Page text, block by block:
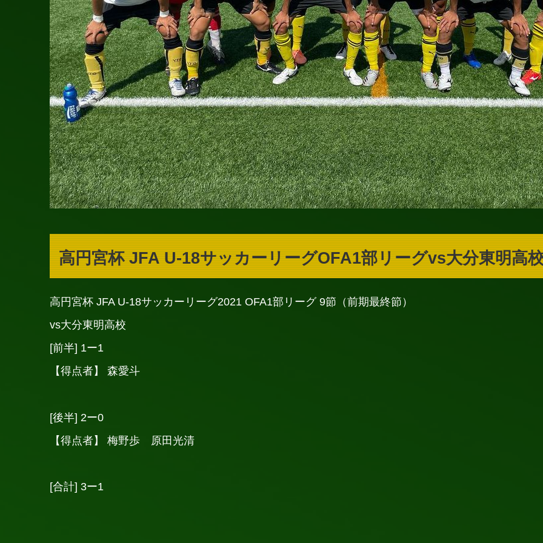
高円宮杯 JFA U-18サッカーリーグOFA1部リーグvs大分東明高
高円宮杯 JFA U-18サッカーリーグ2021 OFA1部リーグ 9節（前期最終節）
vs大分東明高校
[前半] 1ー1
【得点者】 森愛斗
[後半] 2ー0
【得点者】 梅野歩 原田光清
[合計] 3ー1